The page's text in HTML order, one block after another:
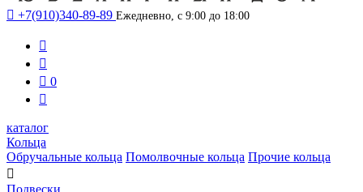
 +7(910)340-89-89 Ежедневно, с 9:00 до 18:00


 0

каталог
Кольца
Обручальные кольца Помолвочные кольца Прочие кольца

Подвески